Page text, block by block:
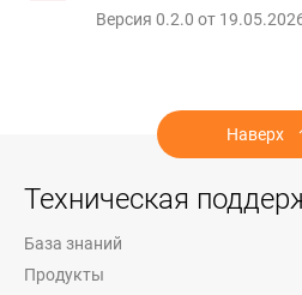
Версия 0.2.0 от
Наверх
Техническая
База знаний
Продукты